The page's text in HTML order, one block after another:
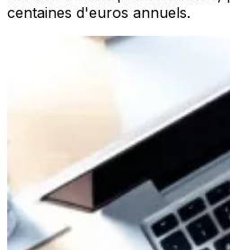
centaines d'euros annuels.